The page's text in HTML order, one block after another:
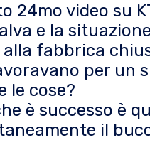
24mo video su
e la
fabbrica
per un
le cose?
è successo è
il